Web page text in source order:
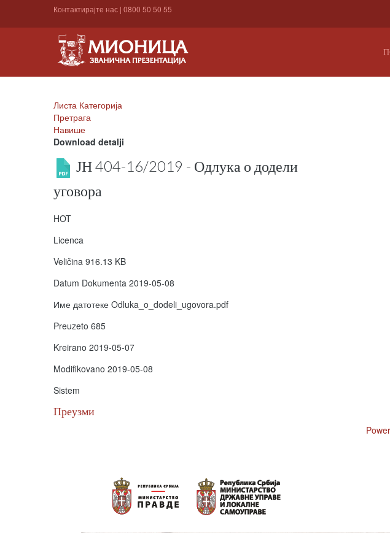
Контактирајте нас | 0800 50 50 55
Листа Категорија
Претрага
Навише
Download detalji
ЈН 404-16/2019 - Одлука о додели
уговора
HOT
Licenca
Veličina 916.13 KB
Datum Dokumenta 2019-05-08
Име датотеке Odluka_o_dodeli_ugovora.pdf
Preuzeto 685
Kreirano 2019-05-07
Modifikovano 2019-05-08
Sistem
Преузми